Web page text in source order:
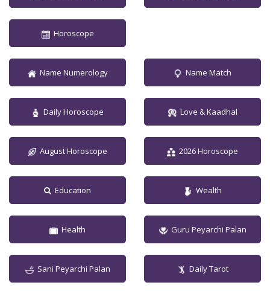
Horoscope
Name Numerology Name Match
Daily Horoscope Love & Kaadhal
August Horoscope 2026 Horoscope
Education Wealth
Health Guru Peyarchi Palan
Sani Peyarchi Palan Daily Tarot